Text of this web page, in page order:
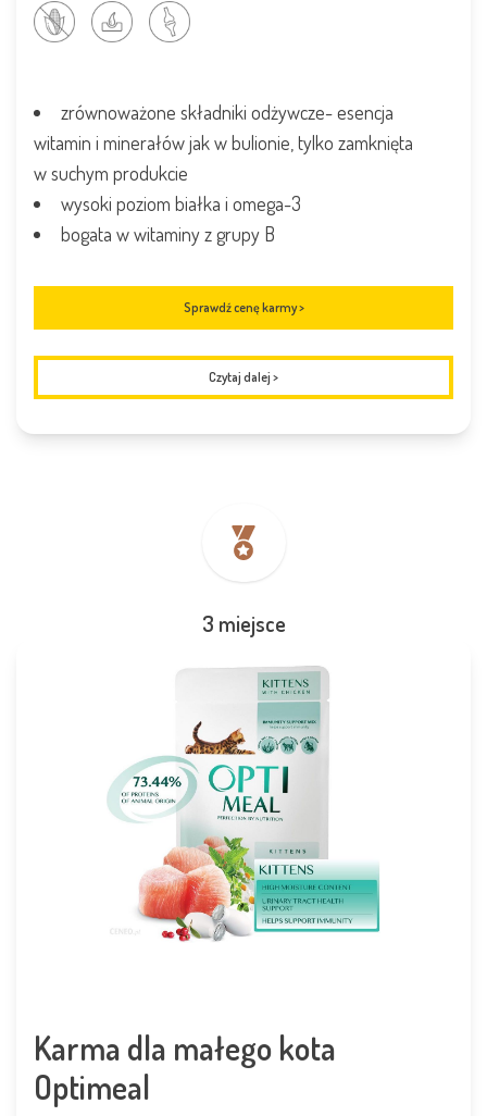
zrównoważone składniki odżywcze- esencja
witamin i minerałów jak w bulionie, tylko zamknięta
w suchym produkcie
wysoki poziom białka i omega-3
bogata w witaminy z grupy B
Sprawdź cenę karmy >
Czytaj dalej >
3 miejsce
Karma dla małego kota
Optimeal